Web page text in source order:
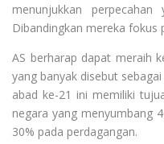
menunjukkan
Dibandingkan mereka fokus
AS berharap dapat meraih
yang banyak disebut
abad ke-21 ini memiliki
negara yang menyumbang
30% pada perdagangan.